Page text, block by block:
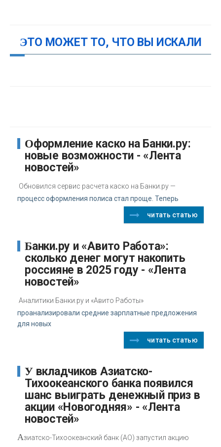
ЭТО МОЖЕТ ТО, ЧТО ВЫ ИСКАЛИ
Оформление каско на Банки.ру:
новые возможности - «Лента
новостей»
Обновился сервис расчета каско на Банки.ру —
процесс оформления полиса стал проще. Теперь
читать статью
Банки.ру и «Авито Работа»:
сколько денег могут накопить
россияне в 2025 году - «Лента
новостей»
Аналитики Банки.ру и «Авито Работы»
проанализировали средние зарплатные предложения
для новых
читать статью
У вкладчиков Азиатско-
Тихоокеанского банка появился
шанс выиграть денежный приз в
акции «Новогодняя» - «Лента
новостей»
Азиатско-Тихоокеанский банк (АО) запустил акцию